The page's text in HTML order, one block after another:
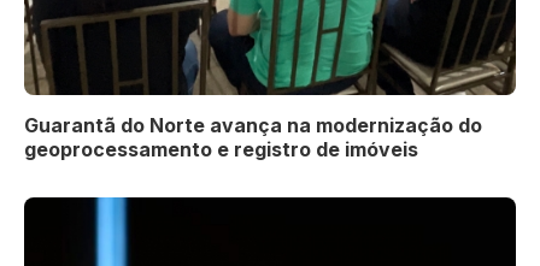
Guarantã do Norte avança na modernização do
geoprocessamento e registro de imóveis